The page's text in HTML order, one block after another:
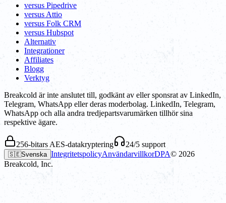
versus Pipedrive
versus Attio
versus Folk CRM
versus Hubspot
Alternativ
Integrationer
Affiliates
Blogg
Verktyg
Breakcold är inte anslutet till, godkänt av eller sponsrat av LinkedIn,
Telegram, WhatsApp eller deras moderbolag. LinkedIn, Telegram,
WhatsApp och alla andra tredjepartsvarumärken tillhör sina
respektive ägare.
256-bitars AES-datakryptering 24/5 support
🇸🇪Svenska IntegritetspolicyAnvändarvillkorDPA© 2026
Breakcold, Inc.